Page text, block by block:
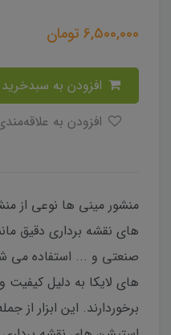
6,500,000 تومان
منشور مینی ها نوعی از
های نقشه برداری دقیق
صنعتی و ... استفاده می
های لایکا به دلیل
برخوردارند. این ابزار از